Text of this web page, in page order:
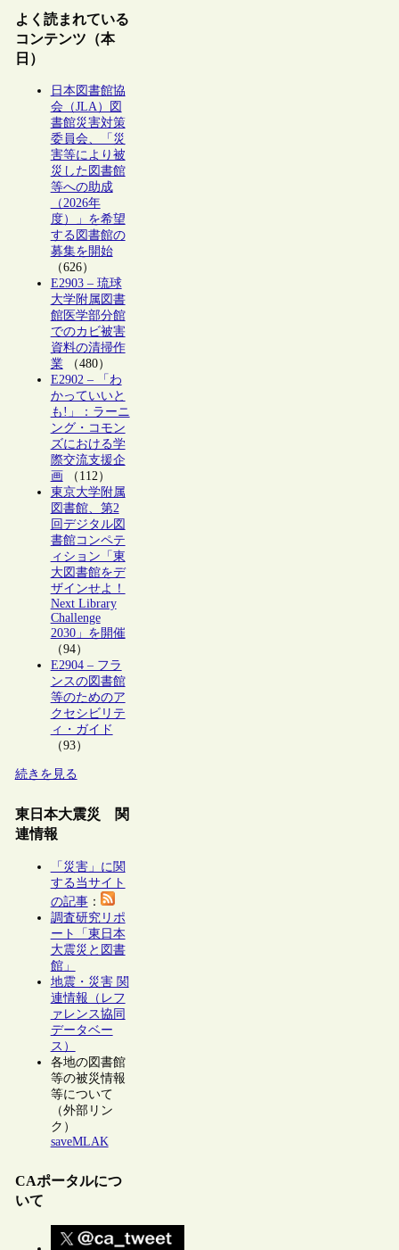
よく読まれている
コンテンツ（本
日）
日本図書館協
会（JLA）図
書館災害対策
委員会、「災
害等により被
災した図書館
等への助成
（2026年
度）」を希望
する図書館の
募集を開始
（626）
E2903 – 琉球
大学附属図書
館医学部分館
でのカビ被害
資料の清掃作
業（480）
E2902 – 「わ
かっていいと
も!」：ラーニ
ング・コモン
ズにおける学
際交流支援企
画 （112）
東京大学附属
図書館、第2
回デジタル図
書館コンペテ
ィション「東
大図書館をデ
ザインせよ！
Next Library
Challenge
2030」を開催
（94）
E2904 – フラ
ンスの図書館
等のためのア
クセシビリテ
ィ・ガイド
（93）
続きを見る
東日本大震災 関
連情報
「災害」に関
する当サイト
の記事：
調査研究リポ
ート「東日本
大震災と図書
館」
地震・災害 関
連情報（レフ
ァレンス協同
データベー
ス）
各地の図書館
等の被災情報
等について
（外部リン
ク）
saveMLAK
CAポータルにつ
いて